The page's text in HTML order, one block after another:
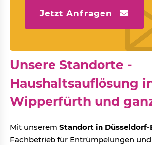
Jetzt Anfragen
Unsere Standorte -
Haushaltsauflösung
Wipperfürth und
Mit unserem Standort in Düsseldorf-
Fachbetrieb für Entrümpelungen und